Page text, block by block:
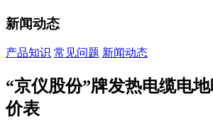
新闻动态
产品知识 常见问题 新闻动态
“京仪股份”牌发热电缆电
价表